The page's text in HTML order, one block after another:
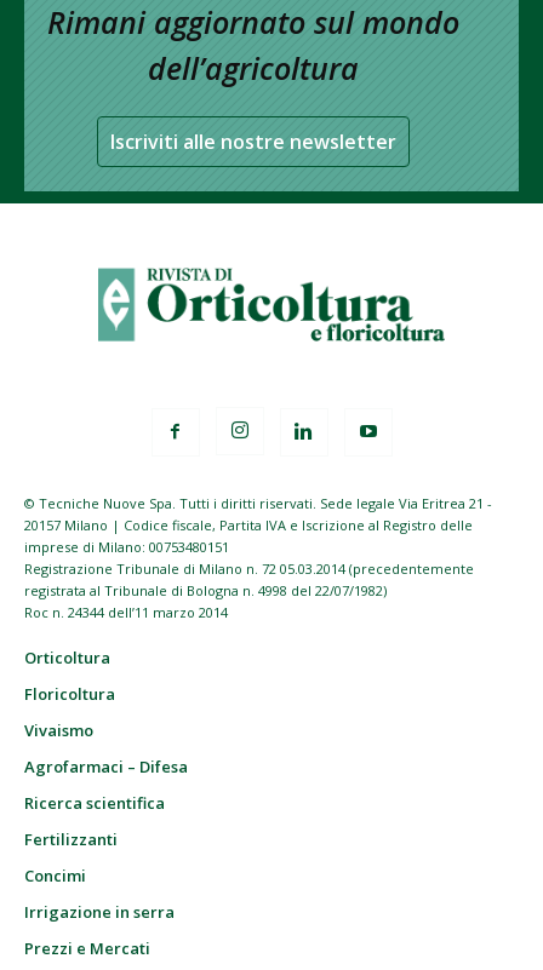
Rimani aggiornato sul mondo
dell’agricoltura
Iscriviti alle nostre newsletter
© Tecniche Nuove Spa. Tutti i diritti riservati. Sede legale Via Eritrea 21 -
20157 Milano | Codice fiscale, Partita IVA e Iscrizione al Registro delle
imprese di Milano: 00753480151
Registrazione Tribunale di Milano n. 72 05.03.2014 (precedentemente
registrata al Tribunale di Bologna n. 4998 del 22/07/1982)
Roc n. 24344 dell’11 marzo 2014
Orticoltura
Floricoltura
Vivaismo
Agrofarmaci – Difesa
Ricerca scientifica
Fertilizzanti
Concimi
Irrigazione in serra
Prezzi e Mercati